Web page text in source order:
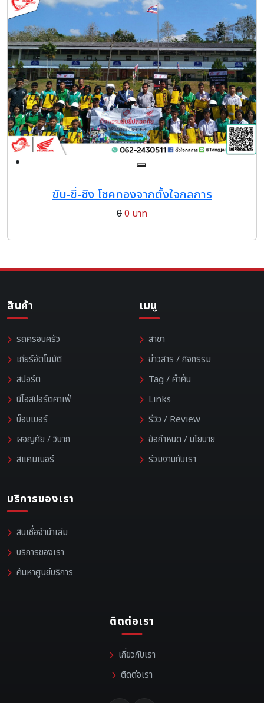
ขับ-ขี่-ชิง โชคทองจากตั้งใจกลการ
00 บาท
สินค้า
รถครอบครัว
เกียร์อัตโนมัติ
สปอร์ต
นีโอสปอร์ตคาเฟ่
บ๊อบเบอร์
ผจญภัย / วิบาก
สแคมเบอร์
เมนู
สาขา
ข่าวสาร / กิจกรรม
Tag / คำค้น
Links
รีวิว / Review
ข้อกำหนด / นโยบาย
ร่วมงานกับเรา
บริการของเรา
สินเชื่อจำนำเล่ม
บริการของเรา
ค้นหาศูนย์บริการ
ติดต่อเรา
เกี่ยวกับเรา
ติดต่อเรา